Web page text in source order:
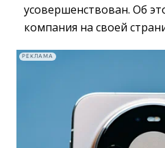
усовершенствован. Об
компания на своей
РЕКЛАМА